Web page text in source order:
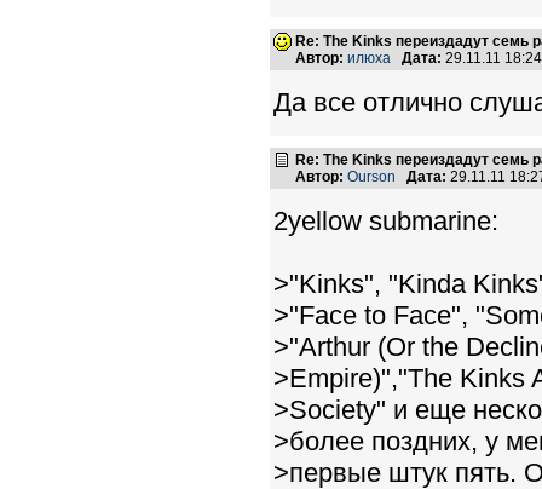
Re: The Kinks переиздадут семь
Автор: илюха Дата: 29.11.11
Да все отлично
Re: The Kinks переиздадут семь
Автор: Ourson Дата: 29.11.11
2yellow submarine:
>"Kinks", "Kinda
>"Face to Face",
>"Arthur (Or the
>Empire)","The Kinks
>Society" и еще
>более поздних, у
>первые штук пять.